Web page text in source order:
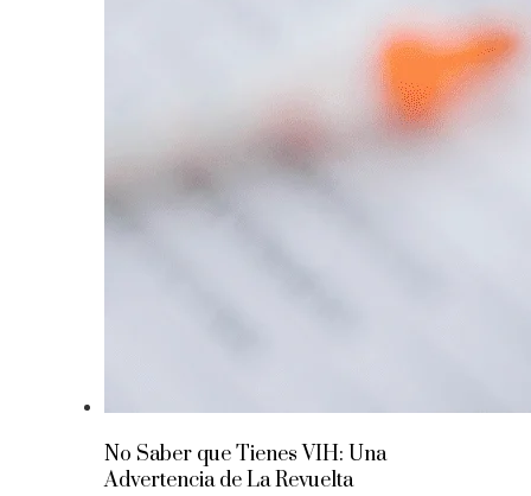
No Saber que Tienes VIH: Una
Advertencia de La Revuelta